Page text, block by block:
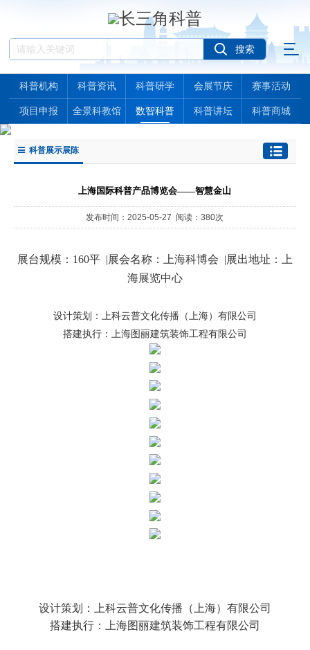
科普机构 科普资讯 科普研学 会展节庆 赛事活动
项目申报 全景科教馆 数智科普 科普讲坛 科普商城
科普展示展陈
上海国际科普产品博览会——智慧金山
发布时间：2025-05-27 阅读：380次
展台规模： 160平 |展会名称： 上海科博会 |展出地址：
上
海展览中心
设计策划：上科云普文化传播（上海）有限公司
搭建执行：上海图丽建筑装饰工程有限公司
设计策划：上科云普文化传播（上海）有限公司
搭建执行：上海图丽建筑装饰工程有限公司